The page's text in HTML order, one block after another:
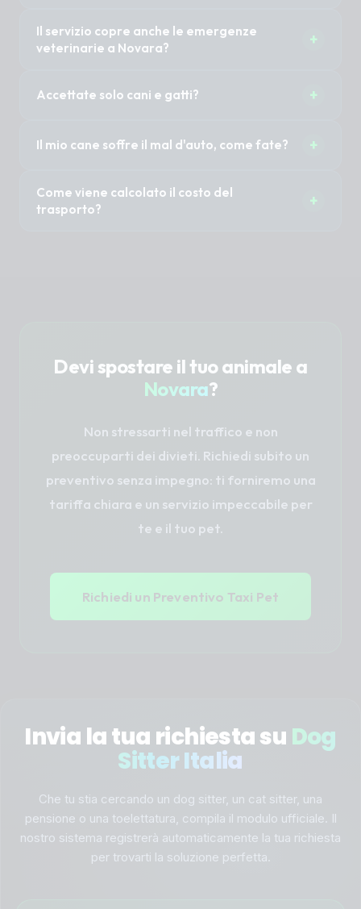
possono accompagnare il proprio animale
prenotazione per organizzare i posti a sedere.
Il servizio copre anche le emergenze
veterinarie a Novara?
+
abbiamo sirene mediche). Tuttavia, previa
certamente trasportare in modo rapido e sicuro
Accettate solo cani e gatti? +
anche animali esotici, conigli, roditori o uccelli.
viaggino all'interno del proprio trasportino o
teca di sicurezza.
Il mio cane soffre il mal d'auto, come fate? +
dolce e preventivo, evitando frenate brusche.
Assicuriamo un'ottima aerazione dell'abitacolo
Come viene calcolato il costo del
trasporto?
+
Devi spostare il tuo animale a
Novara?
Non stressarti nel traffico e non
preoccuparti dei divieti. Richiedi subito un
preventivo senza impegno: ti forniremo una
tariffa chiara e un servizio impeccabile per
te e il tuo pet.
Richiedi un Preventivo Taxi Pet
Invia la tua richiesta su Dog
Sitter Italia
Che tu stia cercando un dog sitter, un cat sitter, una
pensione o una toelettatura, compila il modulo ufficiale. Il
nostro sistema registrerà automaticamente la tua richiesta
per trovarti la soluzione perfetta.